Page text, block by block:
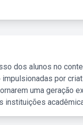
dos alunos no
por
uma geração